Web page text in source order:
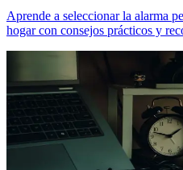
Aprende a seleccionar la alarma
hogar con consejos prácticos y